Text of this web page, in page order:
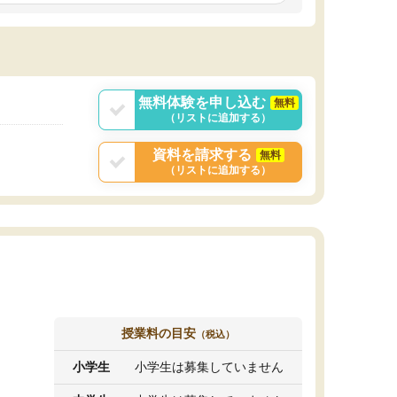
あれば自学自習で
からず辞めること
と感じました。
無料体験を申し込む
無料
（リストに追加する）
資料を請求する
無料
（リストに追加する）
授業料の目安 （税込）
小学生 小学生は募集していません